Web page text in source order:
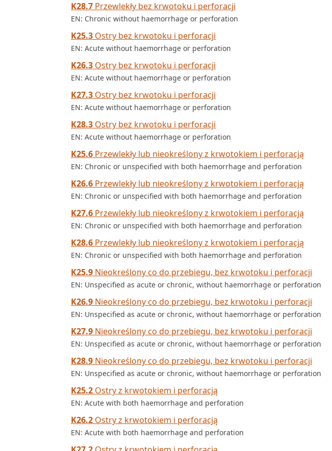
K28.7 Przewlekły bez krwotoku i perforacji
EN: Chronic without haemorrhage or perforation
K25.3 Ostry bez krwotoku i perforacji
EN: Acute without haemorrhage or perforation
K26.3 Ostry bez krwotoku i perforacji
EN: Acute without haemorrhage or perforation
K27.3 Ostry bez krwotoku i perforacji
EN: Acute without haemorrhage or perforation
K28.3 Ostry bez krwotoku i perforacji
EN: Acute without haemorrhage or perforation
K25.6 Przewlekły lub nieokreślony z krwotokiem i perforacją
EN: Chronic or unspecified with both haemorrhage and perforation
K26.6 Przewlekły lub nieokreślony z krwotokiem i perforacją
EN: Chronic or unspecified with both haemorrhage and perforation
K27.6 Przewlekły lub nieokreślony z krwotokiem i perforacją
EN: Chronic or unspecified with both haemorrhage and perforation
K28.6 Przewlekły lub nieokreślony z krwotokiem i perforacją
EN: Chronic or unspecified with both haemorrhage and perforation
K25.9 Nieokreślony co do przebiegu, bez krwotoku i perforacji
EN: Unspecified as acute or chronic, without haemorrhage or perforation
K26.9 Nieokreślony co do przebiegu, bez krwotoku i perforacji
EN: Unspecified as acute or chronic, without haemorrhage or perforation
K27.9 Nieokreślony co do przebiegu, bez krwotoku i perforacji
EN: Unspecified as acute or chronic, without haemorrhage or perforation
K28.9 Nieokreślony co do przebiegu, bez krwotoku i perforacji
EN: Unspecified as acute or chronic, without haemorrhage or perforation
K25.2 Ostry z krwotokiem i perforacją
EN: Acute with both haemorrhage and perforation
K26.2 Ostry z krwotokiem i perforacją
EN: Acute with both haemorrhage and perforation